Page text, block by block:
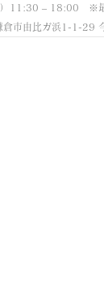
）11:30 – 18:00　※
市由比ガ浜1-1-29